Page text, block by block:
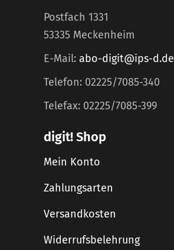
Postfach 1331
53335 Meckenheim
E-Mail: abo-digit@ips-d.de
Telefon: 02225/7085-340
Telefax: 02225/7085-399
digit! Shop
Mein Konto
Zahlungsarten
Versandkosten
Widerrufsbelehrung